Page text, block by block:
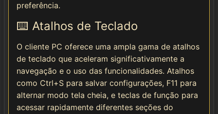
preferência.
⌨️ Atalhos de Teclado
O cliente PC oferece uma ampla gama de atalhos
de teclado que aceleram significativamente a
navegação e o uso das funcionalidades. Atalhos
como Ctrl+S para salvar configurações, F11 para
alternar modo tela cheia, e teclas de função para
acessar rapidamente diferentes seções do